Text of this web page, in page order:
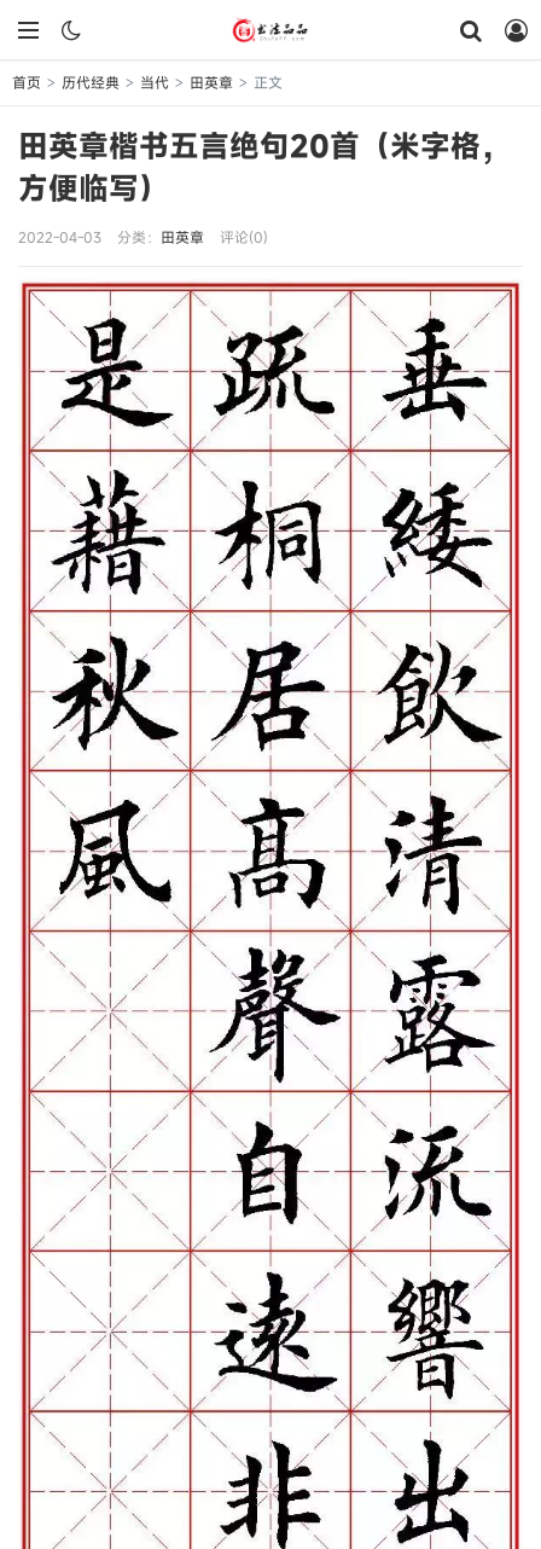
首页 > 历代经典 > 当代 > 田英章 > 正文
田英章楷书五言绝句20首（米字格，
方便临写）
2022-04-03 分类： 田英章 评论(0)